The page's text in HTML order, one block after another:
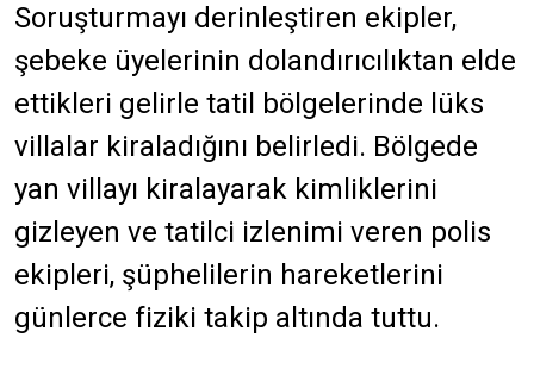
Soruşturmayı derinleştiren ekipler,
şebeke üyelerinin dolandırıcılıktan elde
ettikleri gelirle tatil bölgelerinde lüks
villalar kiraladığını belirledi. Bölgede
yan villayı kiralayarak kimliklerini
gizleyen ve tatilci izlenimi veren polis
ekipleri, şüphelilerin hareketlerini
günlerce fiziki takip altında tuttu.